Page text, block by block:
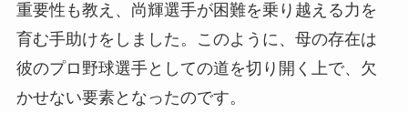
重要性も教え、尚輝選手が困難を乗り越える力を
育む手助けをしました。このように、母の存在は
彼のプロ野球選手としての道を切り開く上で、欠
かせない要素となったのです。